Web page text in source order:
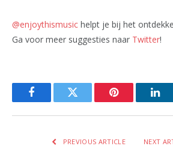
@enjoythismusic helpt je bij het
Ga voor meer suggesties naar Twitter!
FacebookTwitter Pinterest
PREVIOUS ARTICLE NEXT